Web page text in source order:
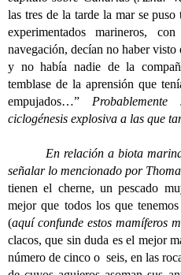
las tres de la tarde la mar se
experimentados marineros,
navegación, decían no haber
y no había nadie de la
temblase de la aprensión que
empujados…”
ciclogénesis explosiva a las que
En relación a biota marina,
señalar lo mencionado por
tienen el cherne, un pescado
mejor que todos los que
(aquí confunde estos mamíferos
clacos, que sin duda es el mejor
número de cinco o seis, en las